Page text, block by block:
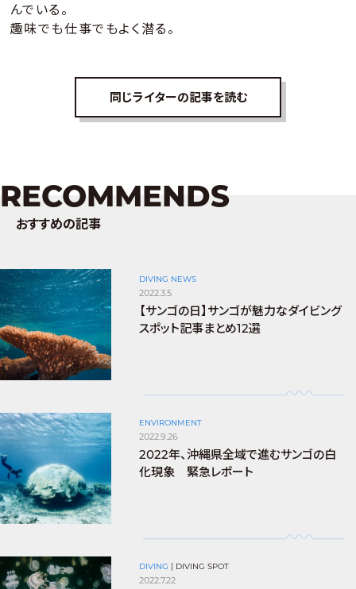
んでいる。
趣味でも仕事でもよく潜る。
同じライターの記事を読む
RECOMMENDS
おすすめの記事
DIVING NEWS
2022.3.5
【サンゴの日】サンゴが魅力なダイビング
スポット記事まとめ12選
ENVIRONMENT
2022.9.26
2022年、沖縄県全域で進むサンゴの白
化現象 緊急レポート
DIVING | DIVING SPOT
2022.7.22